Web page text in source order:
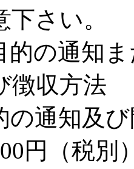
下さい。
の通知ま
徴収方法
の通知及
円（税別